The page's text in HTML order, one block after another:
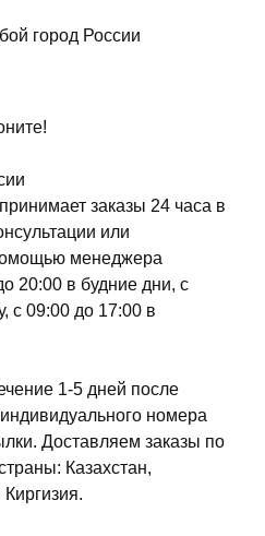
город России
заказы 24 часа в
или
менеджера
20:00 в будние дни, с
с 09:00 до 17:00 в
1-5 дней после
номера
Доставляем заказы по
Казахстан,